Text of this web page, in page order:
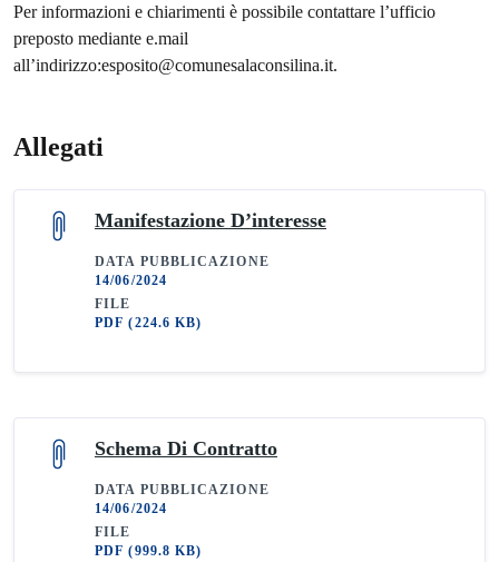
Per informazioni e chiarimenti è possibile contattare l’ufficio
preposto mediante e.mail
all’indirizzo:esposito@comunesalaconsilina.it.
Allegati
Manifestazione D’interesse
DATA PUBBLICAZIONE
14/06/2024
FILE
PDF(224.6 KB)
Schema Di Contratto
DATA PUBBLICAZIONE
14/06/2024
FILE
PDF(999.8 KB)